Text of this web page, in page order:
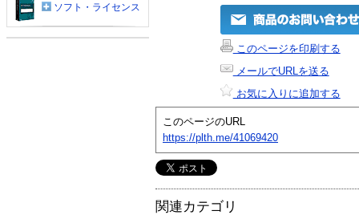
このページを印刷する
メールでURLを送る
お気に入りに追加する
このページのURL
https://plth.me/41069420
関連カテゴリ
ソフト・ライセンス